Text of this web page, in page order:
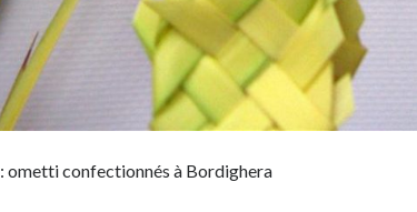
: ometti confectionnés à Bordighera